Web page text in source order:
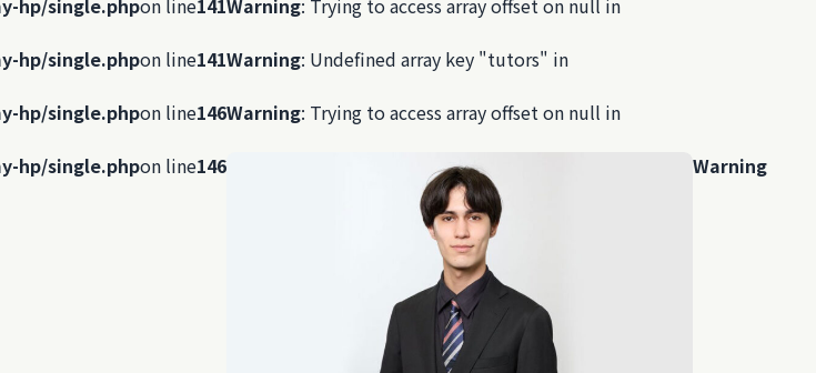
hp/single.phpon line141Warning: Trying to access array offset on null in
hp/single.phpon line141Warning: Undefined array key "tutors" in
hp/single.phpon line146Warning: Trying to access array offset on null in
hp/single.phpon line146 Warning